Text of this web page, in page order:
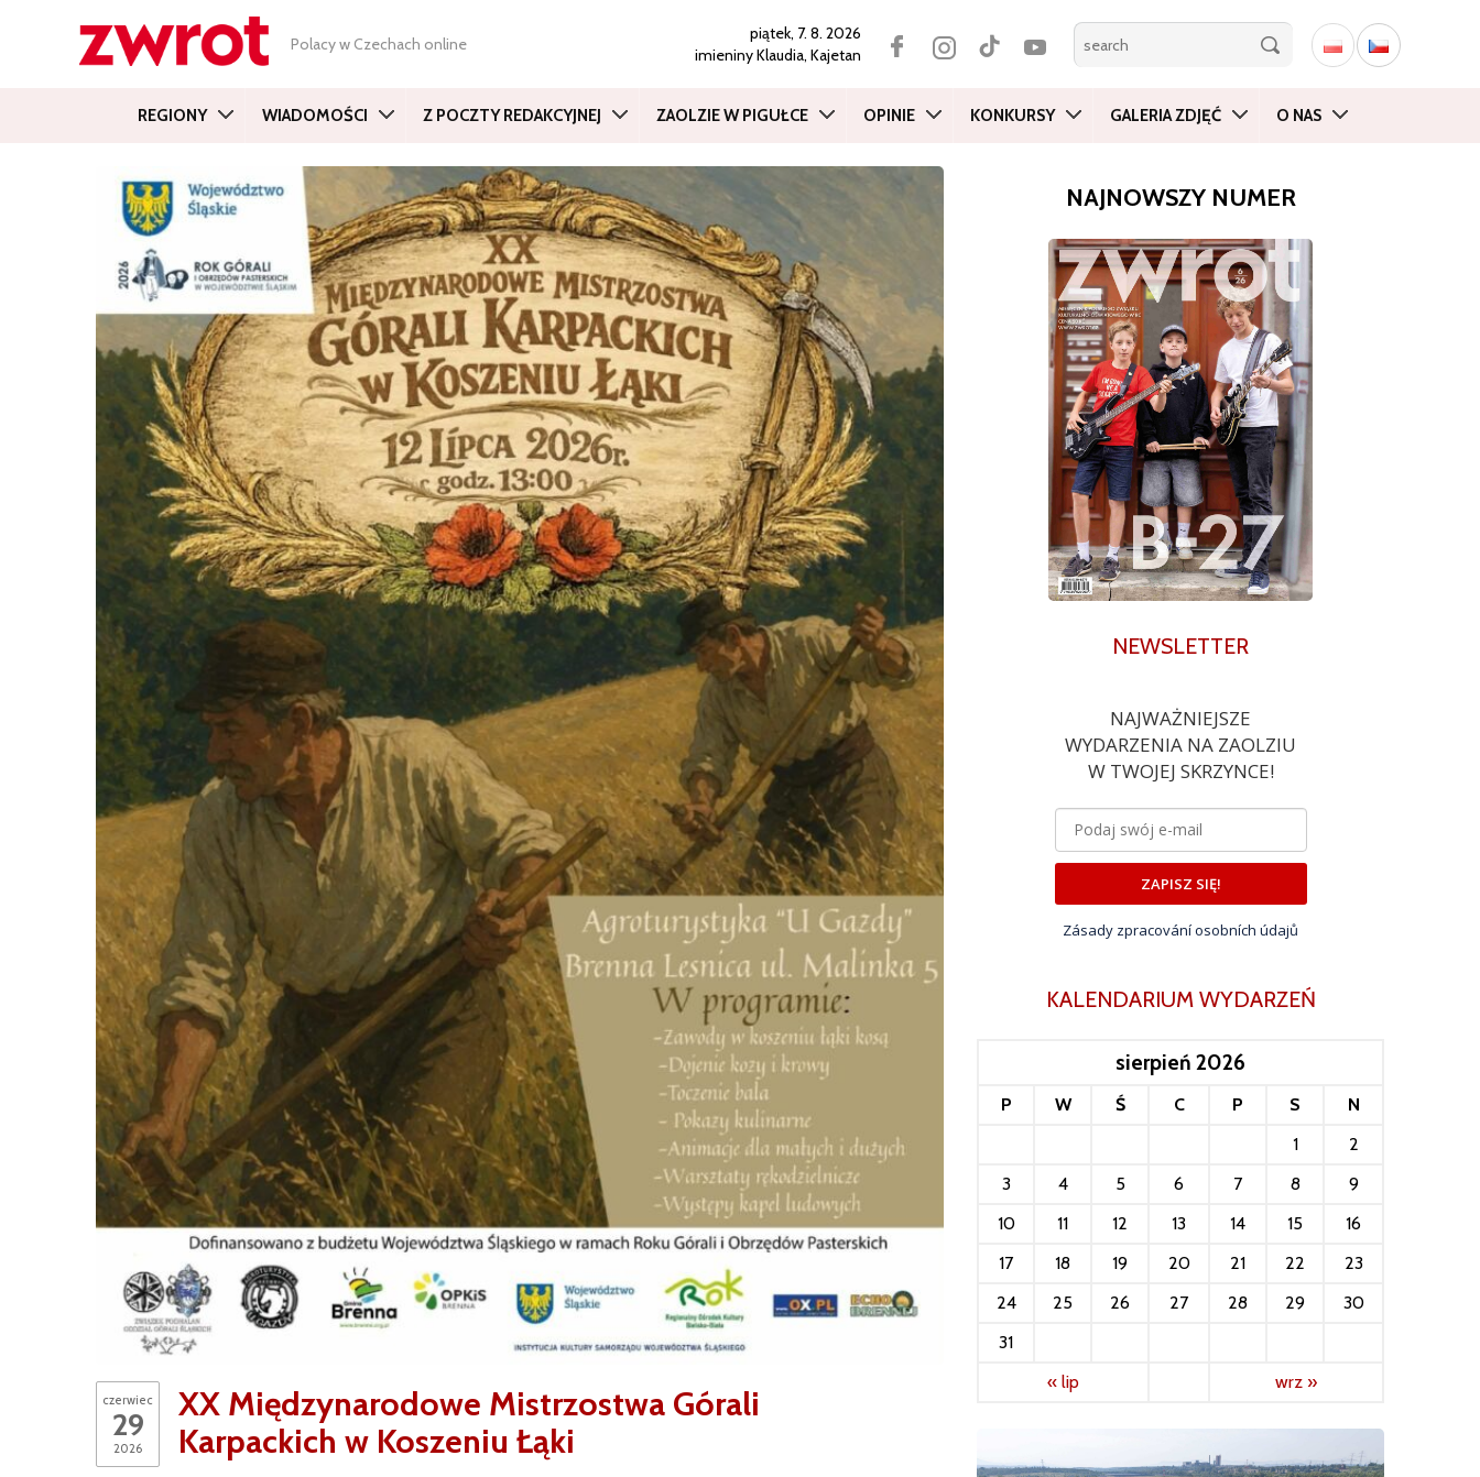
Polacy w Czechach online
piątek, 7. 8. 2026
imieninyKlaudia, Kajetan
REGIONY WIADOMOŚCI Z POCZTY REDAKCYJNEJ ZAOLZIE W PIGUŁCE OPINIE KONKURSY GALERIA ZDJĘĆ O NAS
czerwiec
29
2026
XX Międzynarodowe Mistrzostwa Górali
Karpackich w Koszeniu Łąki
NAJNOWSZY NUMER
NEWSLETTER
NAJWAŻNIEJSZE
WYDARZENIA NA ZAOLZIU
W TWOJEJ SKRZYNCE!
ZAPISZ SIĘ!
Zásady zpracování osobních údajů
KALENDARIUM WYDARZEŃ
sierpień 2026
P W Ś C P S
N
1
2
3
4 5 6 7 8
9
10
11 12 13 14 15
16
17
18 19 20 21 22
23
24
25 26 27 28 29
30
31
« lip
wrz »